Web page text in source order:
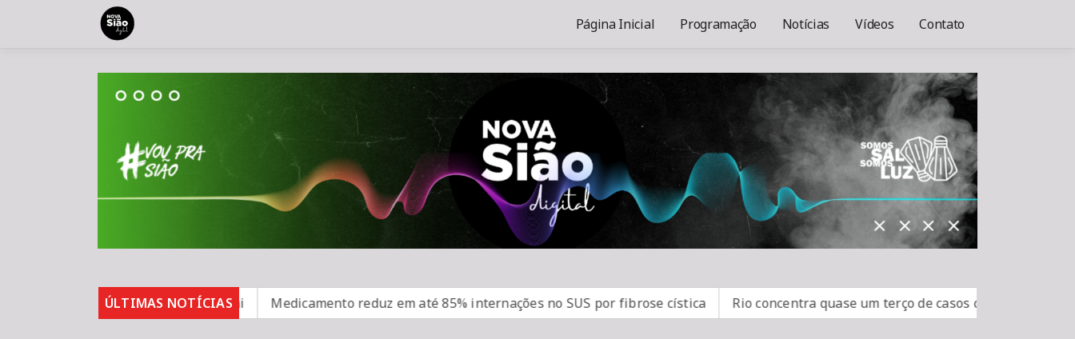
Página Inicial Programação Notícias Vídeos Contato
ÚLTIMAS NOTÍCIAS
para 82%, mas inadimplência cai Medicamento reduz em até 85% internações no SUS por fibrose cística Rio concentra quase um terço de casos de exercício ilegal